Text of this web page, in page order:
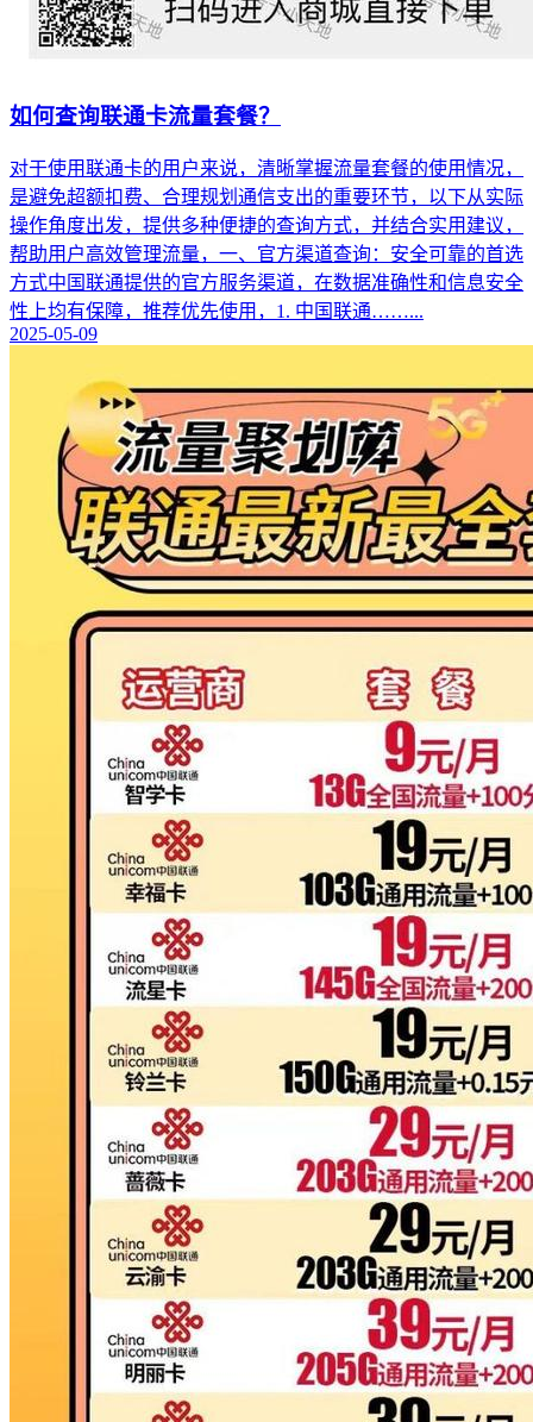
如何查询联通卡流量套餐？
对于使用联通卡的用户来说，清晰掌握流量套餐的使用情况，
是避免超额扣费、合理规划通信支出的重要环节，以下从实际
操作角度出发，提供多种便捷的查询方式，并结合实用建议，
帮助用户高效管理流量，一、官方渠道查询：安全可靠的首选
方式中国联通提供的官方服务渠道，在数据准确性和信息安全
性上均有保障，推荐优先使用，1. 中国联通……...
2025-05-09